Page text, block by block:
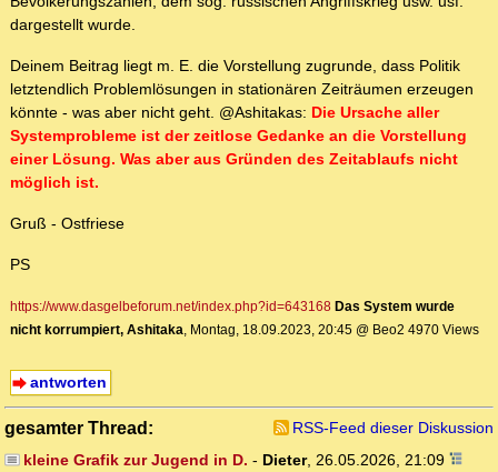
dargestellt wurde.
Deinem Beitrag liegt m. E. die Vorstellung zugrunde, dass Politik
letztendlich Problemlösungen in stationären Zeiträumen erzeugen
könnte - was aber nicht geht. @Ashitakas: Die Ursache aller
Systemprobleme ist der zeitlose Gedanke an die Vorstellung
einer Lösung. Was aber aus Gründen des Zeitablaufs nicht
möglich ist.
Gruß - Ostfriese
PS
https://www.dasgelbeforum.net/index.php?id=643168 Das System wurde
nicht korrumpiert, Ashitaka , Montag, 18.09.2023, 20:45 @ Beo2 4970 Views
antworten
gesamter Thread:
RSS-Feed dieser Diskussion
kleine Grafik zur Jugend in D. - Dieter, 26.05.2026, 21:09